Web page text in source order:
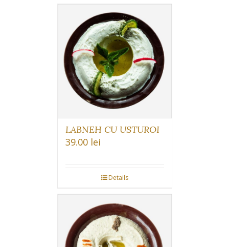
LABNEH CU USTUROI
39.00 lei
Details